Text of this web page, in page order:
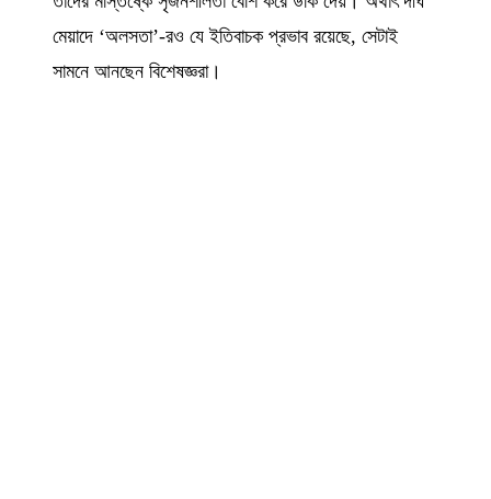
মেয়াদে ‘অলসতা’-রও যে ইতিবাচক প্রভাব রয়েছে, সেটাই
সামনে আনছেন বিশেষজ্ঞরা।